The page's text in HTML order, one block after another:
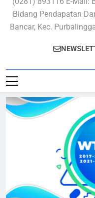
Bidang Pendapatan
Bancar, Kec.